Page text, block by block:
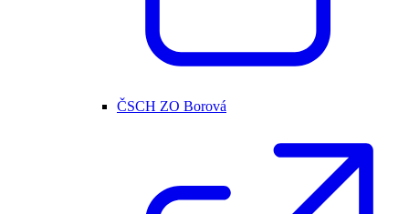
ČSCH ZO Borová